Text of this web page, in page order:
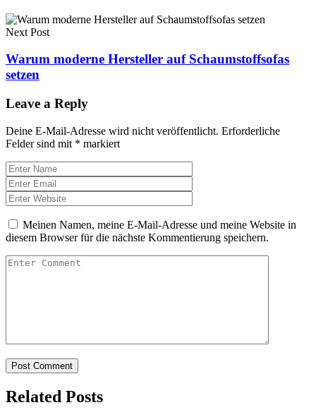
Next Post
Warum moderne Hersteller auf Schaumstoffsofas
setzen
Leave a Reply
Deine E-Mail-Adresse wird nicht veröffentlicht. Erforderliche
Felder sind mit * markiert
Meinen Namen, meine E-Mail-Adresse und meine Website in
diesem Browser für die nächste Kommentierung speichern.
Related Posts